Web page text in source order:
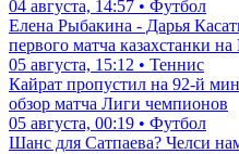
04 августа, 14:57 • Футбол
Елена Рыбакина - Дарья
первого матча казахстанки
05 августа, 15:12 • Теннис
Кайрат пропустил на 92-й
обзор матча Лиги чемпионов
05 августа, 00:19 • Футбол
Шанс для Сатпаева? Челси